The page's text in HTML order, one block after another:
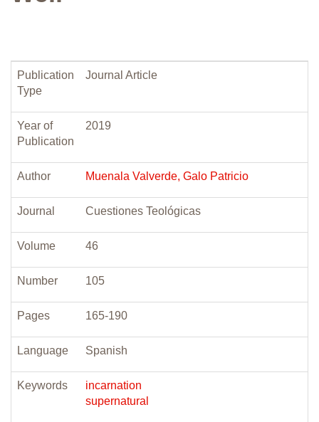
Publication
Type
Journal Article
Year of
Publication
2019
Author Muenala Valverde, Galo Patricio
Journal Cuestiones Teológicas
Volume 46
Number 105
Pages 165-190
Language Spanish
Keywords
incarnation
supernatural